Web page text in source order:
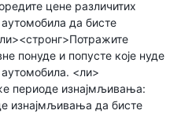
цене различитих
да бисте
понуде и попусте које нуде
<ли>
периоде изнајмљивања:
изнајмљивања да бисте